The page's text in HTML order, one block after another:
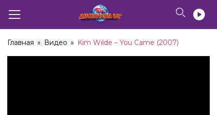
Главная » Видео » Kim Wilde – You Came (2007)